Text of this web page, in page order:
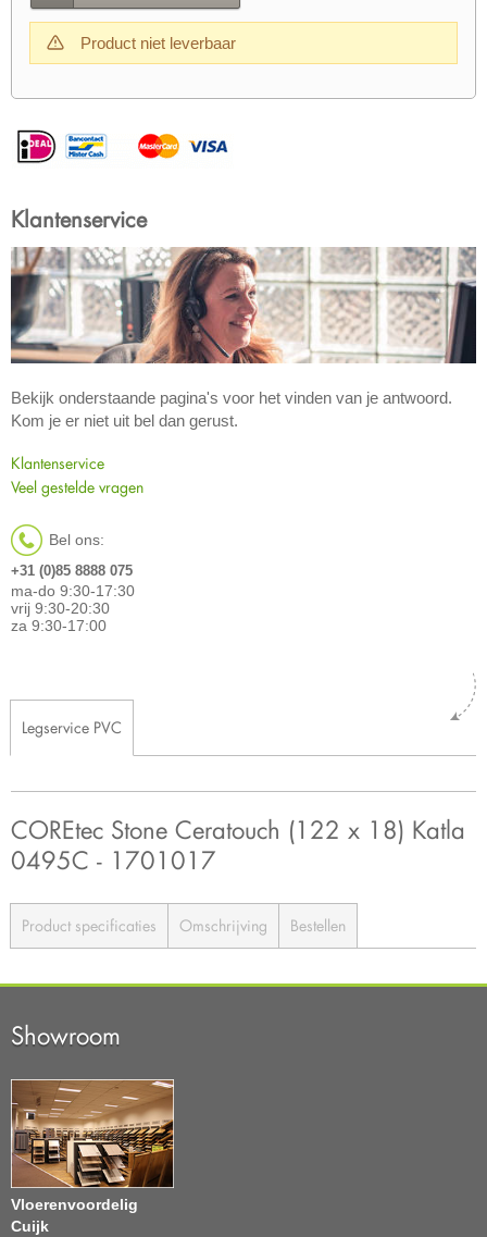
Product niet leverbaar
Klantenservice
Bekijk onderstaande pagina's voor het vinden van je antwoord.
Kom je er niet uit bel dan gerust.
Klantenservice
Veel gestelde vragen
Bel ons:
+31 (0)85 8888 075
ma-do 9:30-17:30
vrij 9:30-20:30
za 9:30-17:00
Legservice PVC
COREtec Stone Ceratouch (122 x 18) Katla
0495C - 1701017
Product specificaties Omschrijving Bestellen
Showroom
Vloerenvoordelig
Cuijk